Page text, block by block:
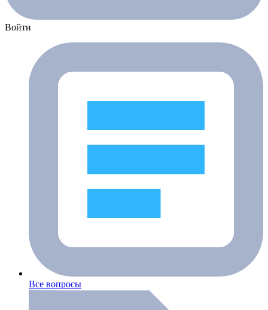
Войти
Все вопросы